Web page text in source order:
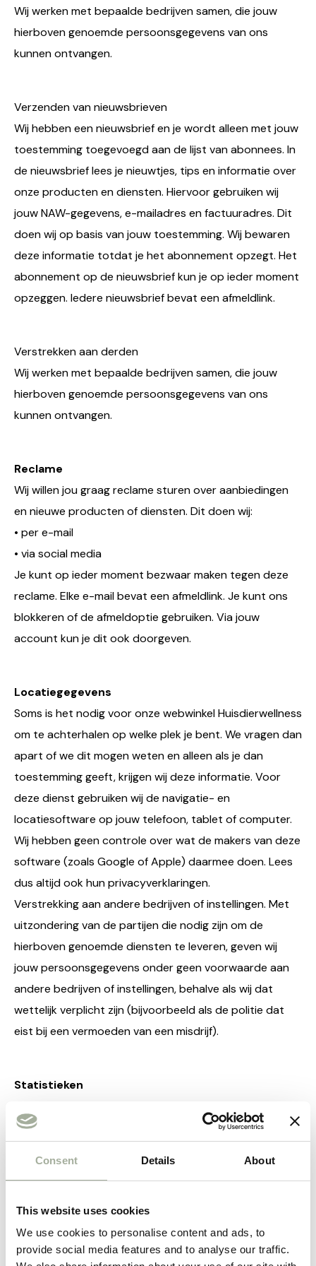
Consent Details About
This website uses cookies
We use cookies to personalise content and ads, to
provide social media features and to analyse our traffic.
Wij werken met bepaalde bedrijven samen, die jouw
hierboven genoemde persoonsgegevens van ons
kunnen ontvangen.
Verzenden van nieuwsbrieven
Wij hebben een nieuwsbrief en je wordt alleen met jouw
toestemming toegevoegd aan de lijst van abonnees. In
de nieuwsbrief lees je nieuwtjes, tips en informatie over
onze producten en diensten. Hiervoor gebruiken wij
jouw NAW-gegevens, e-mailadres en factuuradres. Dit
doen wij op basis van jouw toestemming. Wij bewaren
deze informatie totdat je het abonnement opzegt. Het
abonnement op de nieuwsbrief kun je op ieder moment
opzeggen. Iedere nieuwsbrief bevat een afmeldlink.
Verstrekken aan derden
Wij werken met bepaalde bedrijven samen, die jouw
hierboven genoemde persoonsgegevens van ons
kunnen ontvangen.
Reclame
Wij willen jou graag reclame sturen over aanbiedingen
en nieuwe producten of diensten. Dit doen wij:
• per e-mail
• via social media
Je kunt op ieder moment bezwaar maken tegen deze
reclame. Elke e-mail bevat een afmeldlink. Je kunt ons
blokkeren of de afmeldoptie gebruiken. Via jouw
account kun je dit ook doorgeven.
Locatiegegevens
Soms is het nodig voor onze webwinkel Huisdierwellness
om te achterhalen op welke plek je bent. We vragen dan
apart of we dit mogen weten en alleen als je dan
toestemming geeft, krijgen wij deze informatie. Voor
deze dienst gebruiken wij de navigatie- en
locatiesoftware op jouw telefoon, tablet of computer.
Wij hebben geen controle over wat de makers van deze
software (zoals Google of Apple) daarmee doen. Lees
dus altijd ook hun privacyverklaringen.
Verstrekking aan andere bedrijven of instellingen. Met
uitzondering van de partijen die nodig zijn om de
hierboven genoemde diensten te leveren, geven wij
jouw persoonsgegevens onder geen voorwaarde aan
andere bedrijven of instellingen, behalve als wij dat
wettelijk verplicht zijn (bijvoorbeeld als de politie dat
eist bij een vermoeden van een misdrijf).
Statistieken
webwinkel. In onze webwinkel zijn social media buttons
Onze webwinkel gebruikt cookies. Cookies zijn kleine